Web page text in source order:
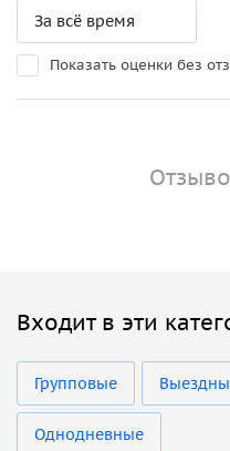
Показать оценки без
Входит в эти
Групповые
Однодневные